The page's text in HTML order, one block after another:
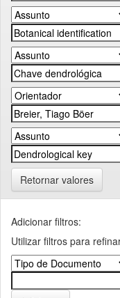
Retornar valores
Adicionar filtros:
Utilizar filtros para